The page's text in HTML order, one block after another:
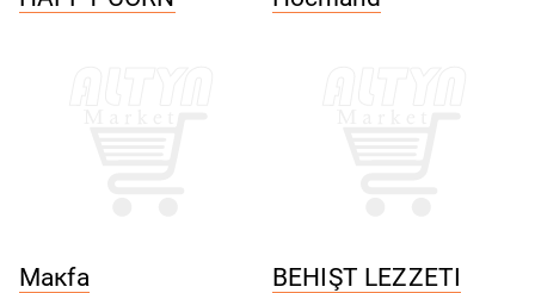
Макfа BEHIŞT LEZZETI